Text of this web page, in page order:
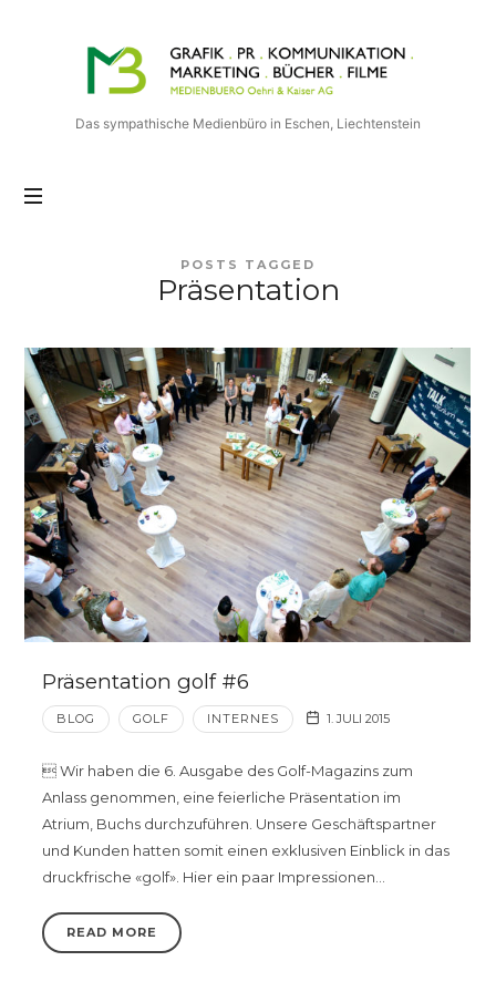
Medienbuero
Oehri
&
Kaiser
AG
Das sympathische Medienbüro in Eschen, Liechtenstein
POSTS TAGGED
Präsentation
Präsentation golf #6
BLOG GOLF INTERNES 1. JULI 2015
 Wir haben die 6. Ausgabe des Golf-Magazins zum
Anlass genommen, eine feierliche Präsentation im
Atrium, Buchs durchzuführen. Unsere Geschäftspartner
und Kunden hatten somit einen exklusiven Einblick in das
druckfrische «golf». Hier ein paar Impressionen…
READ MORE